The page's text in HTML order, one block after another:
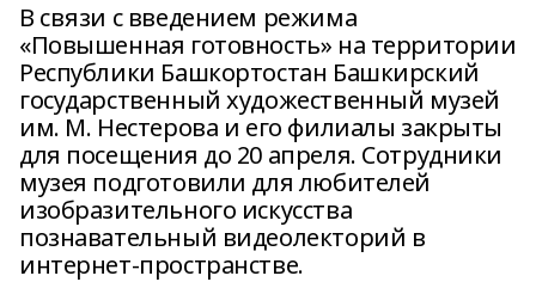
В связи с введением режима
«Повышенная готовность» на территории
Республики Башкортостан Башкирский
государственный художественный музей
им. М. Нестерова и его филиалы закрыты
для посещения до 20 апреля. Сотрудники
музея подготовили для любителей
изобразительного искусства
познавательный видеолекторий в
интернет-пространстве.